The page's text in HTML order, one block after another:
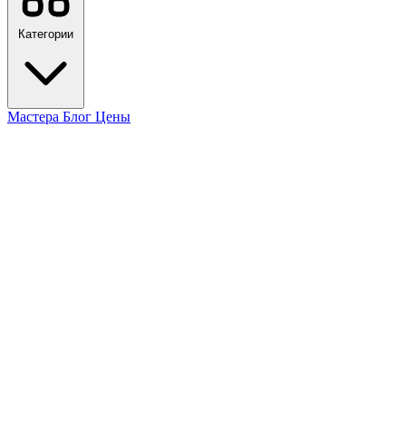
Категории
Мастера Блог Цены